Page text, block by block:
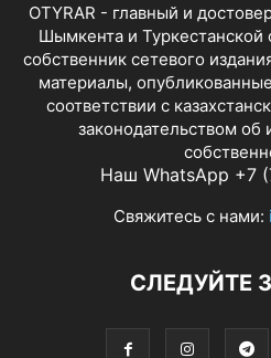
OTYRAR - главный и
Шымкента и
собственник сетевого
материалы,
соответствии с
законодательством об
Наш WhatsApp +7
Свяжитесь с нами:
СЛЕДУЙТЕ